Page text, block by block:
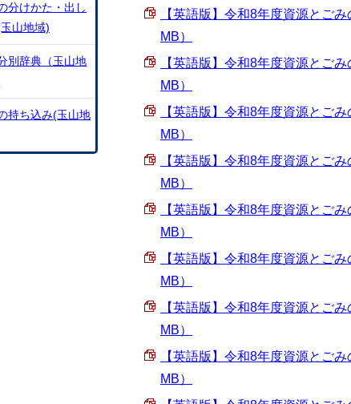
【英語版】令和8年度資源とご
MB）
【英語版】令和8年度資源とご
MB）
【英語版】令和8年度資源とご
MB）
【英語版】令和8年度資源とご
MB）
【英語版】令和8年度資源とご
MB）
【英語版】令和8年度資源とご
MB）
【英語版】令和8年度資源とご
MB）
【英語版】令和8年度資源とご
MB）
分けかた・出し
山地域)
別辞典（玉山地
持ち込み(玉山地